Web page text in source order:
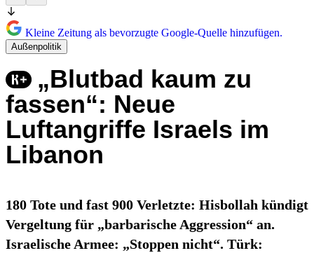
Kleine Zeitung als bevorzugte Google-Quelle hinzufügen.
Außenpolitik
„Blutbad kaum zu
fassen“: Neue
Luftangriffe Israels im
Libanon
180 Tote und fast 900 Verletzte: Hisbollah kündigt
Vergeltung für „barbarische Aggression“ an.
Israelische Armee: „Stoppen nicht“. Türk: